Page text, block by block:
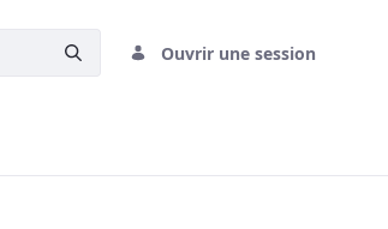
Ouvrir une session